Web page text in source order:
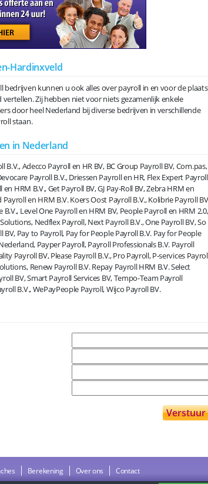
Hardinxveld
bedrijven kunnen u ook alles over payroll in en voor de plaats
Zij hebben niet voor niets gezamenlijk enkele
door heel Nederland bij diverse bedrijven in verschillende
staan.
in Nederland
B.V., Adecco Payroll en HR BV, BC Group Payroll BV, Com.pas,
Payroll B.V., Driessen Payroll en HR, Flex Expert Payroll
HRM B.V., Get Payroll BV, GJ Pay-Roll BV, Zebra HRM en
Payroll en HRM B.V. Koers Oost Payroll B.V., Kolibrie Payroll
B.V., Level One Payroll en HRM BV, People Payroll en HRM 2.0,
Nedflex Payroll, Next Payroll B.V., One Payroll BV, So
BV, Pay to Payroll, Pay for People Payroll B.V. Pay for People
Payper Payroll, Payroll Professionals B.V. Payroll
Payroll BV, Please Payroll B.V., Pro Payroll, P-services
Renew Payroll B.V. Repay Payroll HRM B.V. Select
BV, Smart Payroll Services BV, Tempo-Team Payroll
B.V., WePayPeople Payroll, Wijco Payroll BV.
Berekening Over ons Contact